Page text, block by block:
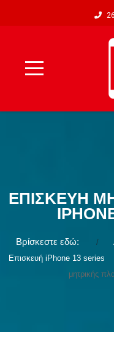
ΕΠΙΣΚΕΥΉ
Βρίσκεστε εδώ:
Επισκευή iPhone 13 series
μητρικής